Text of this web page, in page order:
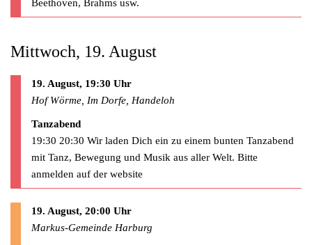
Beethoven, Brahms usw.
Mittwoch, 19. August
19. August, 19:30 Uhr
Hof Wörme, Im Dorfe, Handeloh
Tanzabend
19:30 20:30 Wir laden Dich ein zu einem bunten Tanzabend
mit Tanz, Bewegung und Musik aus aller Welt. Bitte
anmelden auf der website
19. August, 20:00 Uhr
Markus-Gemeinde Harburg